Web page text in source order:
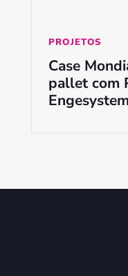
PROJETOS
Case
pallet com